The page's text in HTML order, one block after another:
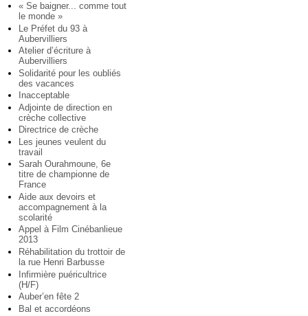
« Se baigner... comme tout
le monde »
Le Préfet du 93 à
Aubervilliers
Atelier d’écriture à
Aubervilliers
Solidarité pour les oubliés
des vacances
Inacceptable
Adjointe de direction en
crèche collective
Directrice de crèche
Les jeunes veulent du
travail
Sarah Ourahmoune, 6e
titre de championne de
France
Aide aux devoirs et
accompagnement à la
scolarité
Appel à Film Cinébanlieue
2013
Réhabilitation du trottoir de
la rue Henri Barbusse
Infirmière puéricultrice
(H/F)
Auber’en fête 2
Bal et accordéons